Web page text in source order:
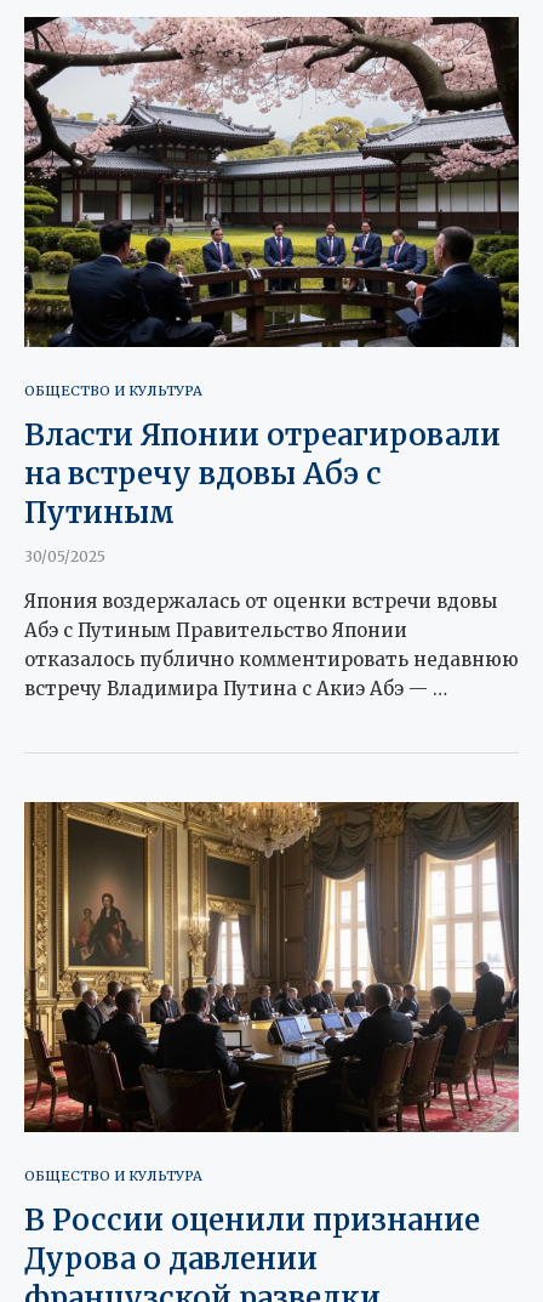
ОБЩЕСТВО И КУЛЬТУРА
Власти Японии отреагировали
на встречу вдовы Абэ с
Путиным
30/05/2025
Япония воздержалась от оценки встречи вдовы
Абэ с Путиным Правительство Японии
отказалось публично комментировать недавнюю
встречу Владимира Путина с Акиэ Абэ — …
ОБЩЕСТВО И КУЛЬТУРА
В России оценили признание
Дурова о давлении